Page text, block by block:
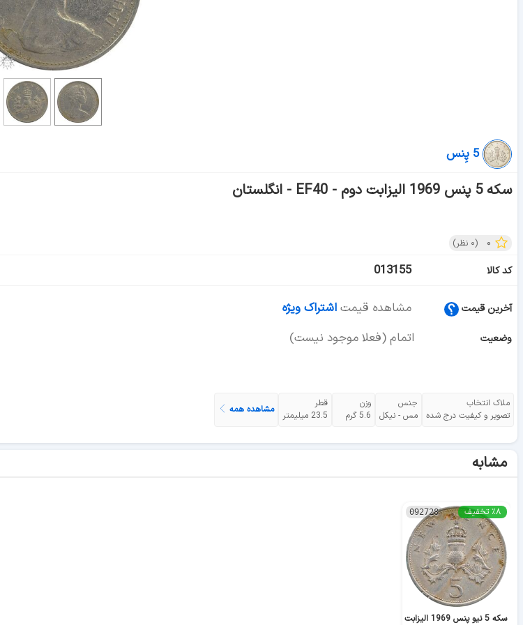
5 پِنس
سکه 5 پنس 1969 الیزابت دوم - EF40 - انگلستان
۰ (۰ نظر)
کد کالا
013155
آخرین قیمت مشاهده قیمت اشتراک ویژه
وضعیت اتمام (فعلا موجود نیست)
ملاک انتخاب
تصویر و کیفیت درج شده
جنس
مس - نیکل
وزن
5.6 گرم
قطر
23.5 میلیمتر
مشاهده همه
مشابه
092728
سکه 5 نیو پنس 1969 الیزابت
٪۸ تخفیف